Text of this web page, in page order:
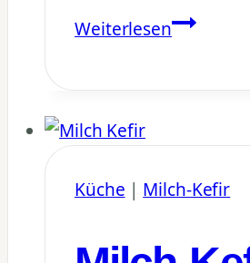
WeiterlesenKnollen-
Kefir:
Vergleich
Küche | Milch-Kefir